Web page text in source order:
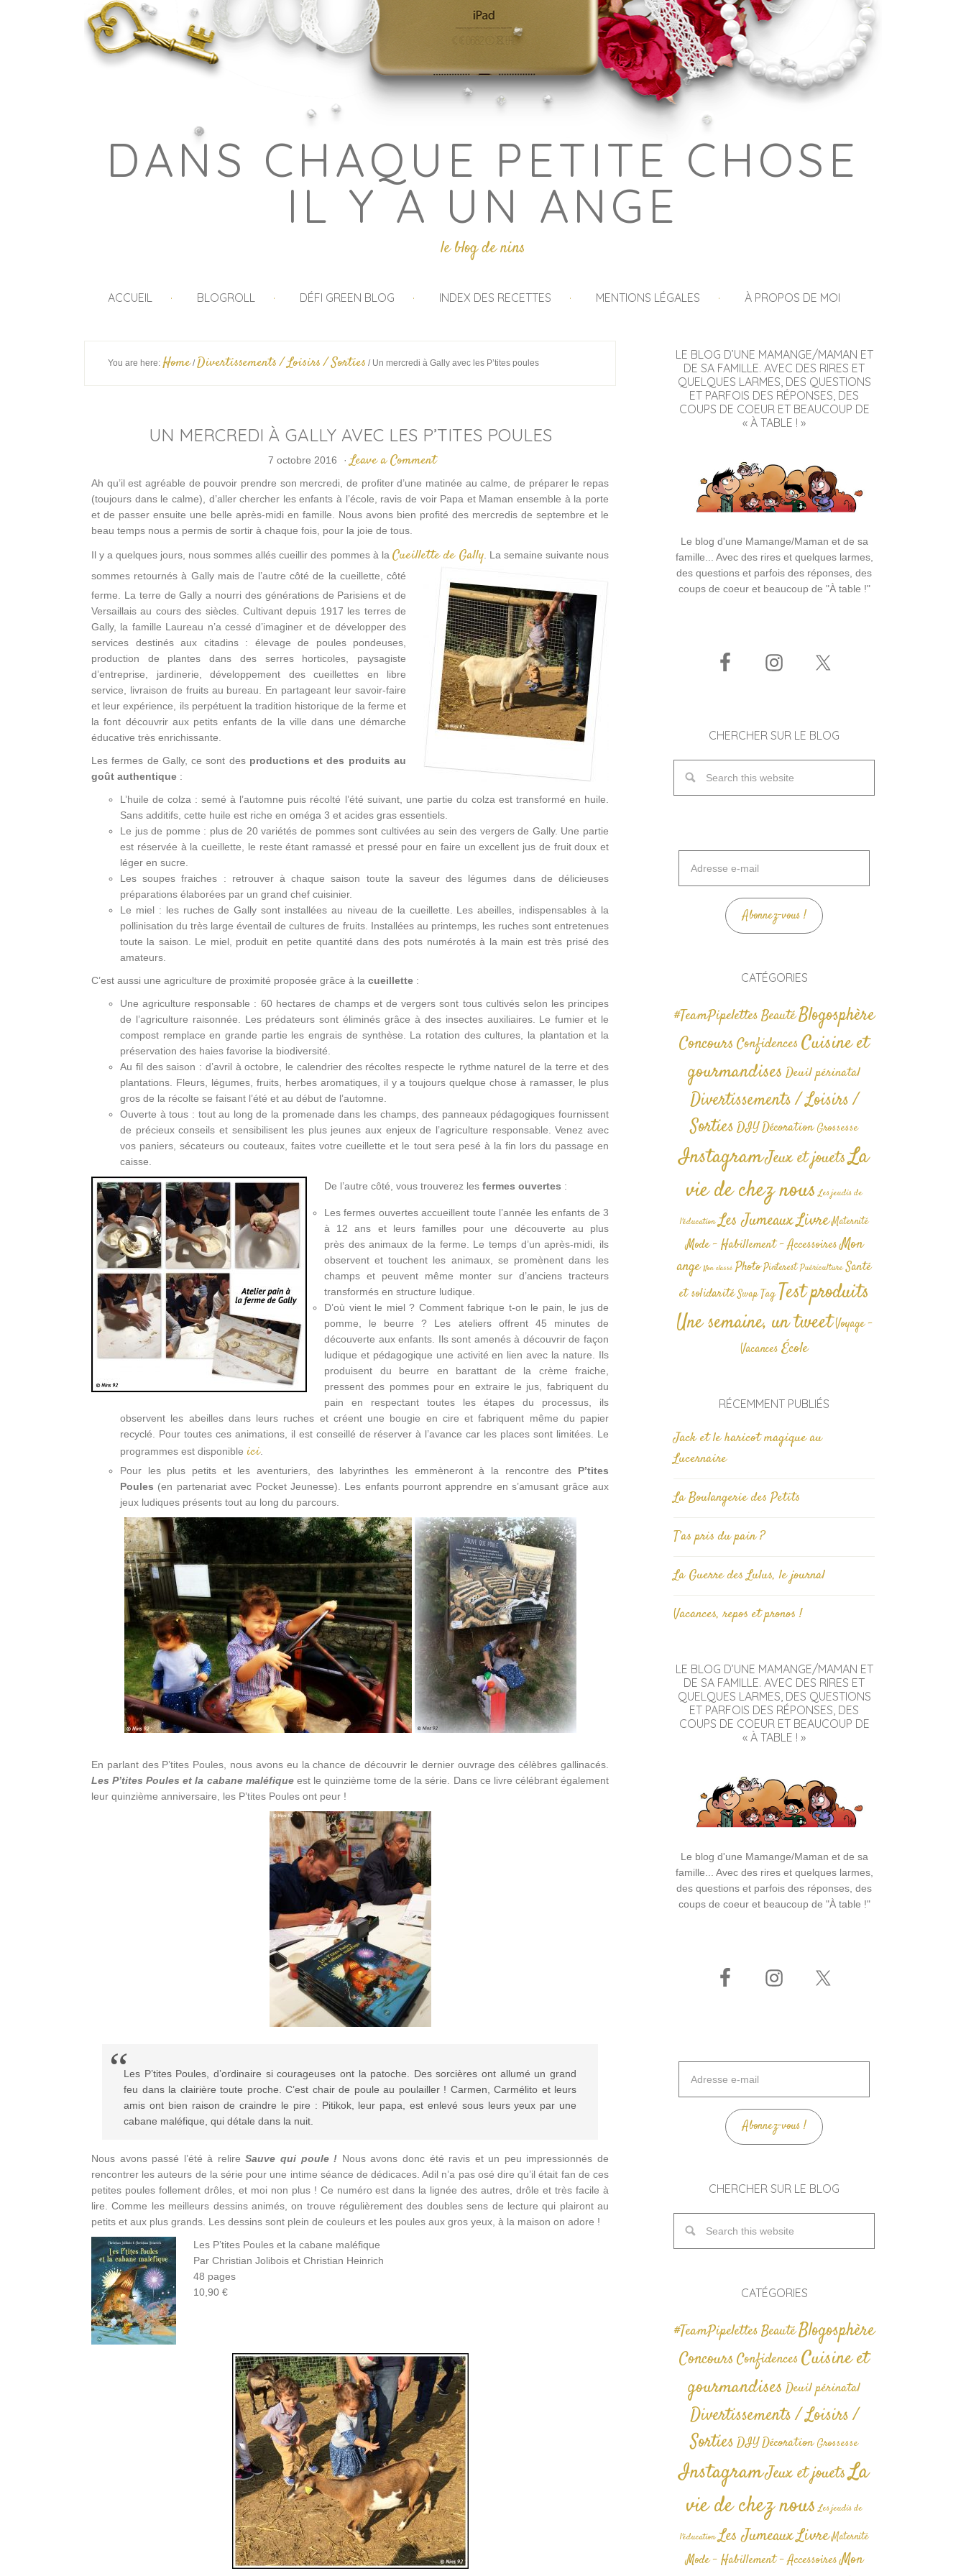
DANS CHAQUE PETITE CHOSE
IL Y A UN ANGE
le blog de nins
ACCUEIL BLOGROLL DÉFI GREEN BLOG INDEX DES RECETTES MENTIONS LÉGALES À PROPOS DE MOI
You are here: Home / Divertissements / Loisirs / Sorties /Un mercredi à Gally avec les P’tites poules
UN MERCREDI À GALLY AVEC LES P’TITES POULES
7 octobre 2016 · Leave a Comment
Ah qu’il est agréable de pouvoir prendre son mercredi, de profiter d’une matinée au calme, de préparer le repas
(toujours dans le calme), d’aller chercher les enfants à l’école, ravis de voir Papa et Maman ensemble à la porte
et de passer ensuite une belle après-midi en famille. Nous avons bien profité des mercredis de septembre et le
beau temps nous a permis de sortir à chaque fois, pour la joie de tous.
Il y a quelques jours, nous sommes allés cueillir des pommes à la Cueillette de Gally. La semaine suivante nous
sommes retournés à Gally mais de l’autre côté de la cueillette, côté
ferme. La terre de Gally a nourri des générations de Parisiens et de
Versaillais au cours des siècles. Cultivant depuis 1917 les terres de
Gally, la famille Laureau n’a cessé d’imaginer et de développer des
services destinés aux citadins : élevage de poules pondeuses,
production de plantes dans des serres horticoles, paysagiste
d’entreprise, jardinerie, développement des cueillettes en libre
service, livraison de fruits au bureau. En partageant leur savoir-faire
et leur expérience, ils perpétuent la tradition historique de la ferme et
la font découvrir aux petits enfants de la ville dans une démarche
éducative très enrichissante.
Les fermes de Gally, ce sont des productions et des produits au
goût authentique :
L’huile de colza : semé à l’automne puis récolté l’été suivant, une partie du colza est transformé en huile.
Sans additifs, cette huile est riche en oméga 3 et acides gras essentiels.
Le jus de pomme : plus de 20 variétés de pommes sont cultivées au sein des vergers de Gally. Une partie
est réservée à la cueillette, le reste étant ramassé et pressé pour en faire un excellent jus de fruit doux et
léger en sucre.
Les soupes fraiches : retrouver à chaque saison toute la saveur des légumes dans de délicieuses
préparations élaborées par un grand chef cuisinier.
Le miel : les ruches de Gally sont installées au niveau de la cueillette. Les abeilles, indispensables à la
pollinisation du très large éventail de cultures de fruits. Installées au printemps, les ruches sont entretenues
toute la saison. Le miel, produit en petite quantité dans des pots numérotés à la main est très prisé des
amateurs.
C’est aussi une agriculture de proximité proposée grâce à la cueillette :
Une agriculture responsable : 60 hectares de champs et de vergers sont tous cultivés selon les principes
de l’agriculture raisonnée. Les prédateurs sont éliminés grâce à des insectes auxiliaires. Le fumier et le
compost remplace en grande partie les engrais de synthèse. La rotation des cultures, la plantation et la
préservation des haies favorise la biodiversité.
Au fil des saison : d’avril à octobre, le calendrier des récoltes respecte le rythme naturel de la terre et des
plantations. Fleurs, légumes, fruits, herbes aromatiques, il y a toujours quelque chose à ramasser, le plus
gros de la récolte se faisant l’été et au début de l’automne.
Ouverte à tous : tout au long de la promenade dans les champs, des panneaux pédagogiques fournissent
de précieux conseils et sensibilisent les plus jeunes aux enjeux de l’agriculture responsable. Venez avec
vos paniers, sécateurs ou couteaux, faites votre cueillette et le tout sera pesé à la fin lors du passage en
caisse.
De l’autre côté, vous trouverez les fermes ouvertes :
Les fermes ouvertes accueillent toute l’année les enfants de 3
à 12 ans et leurs familles pour une découverte au plus
près des animaux de la ferme. Le temps d’un après-midi, ils
observent et touchent les animaux, se promènent dans les
champs et peuvent même monter sur d’anciens tracteurs
transformés en structure ludique.
D’où vient le miel ? Comment fabrique t-on le pain, le jus de
pomme, le beurre ? Les ateliers offrent 45 minutes de
découverte aux enfants. Ils sont amenés à découvrir de façon
ludique et pédagogique une activité en lien avec la nature. Ils
produisent du beurre en barattant de la crème fraiche,
pressent des pommes pour en extraire le jus, fabriquent du
pain en respectant toutes les étapes du processus, ils
observent les abeilles dans leurs ruches et créent une bougie en cire et fabriquent même du papier
recyclé. Pour toutes ces animations, il est conseillé de réserver à l’avance car les places sont limitées. Le
programmes est disponible ici.
Pour les plus petits et les aventuriers, des labyrinthes les emmèneront à la rencontre des P’tites
Poules (en partenariat avec Pocket Jeunesse). Les enfants pourront apprendre en s’amusant grâce aux
jeux ludiques présents tout au long du parcours.
En parlant des P’tites Poules, nous avons eu la chance de découvrir le dernier ouvrage des célèbres gallinacés.
Les P’tites Poules et la cabane maléfiqueest le quinzième tome de la série. Dans ce livre célébrant également
leur quinzième anniversaire, les P’tites Poules ont peur !
Les P’tites Poules, d’ordinaire si courageuses ont la patoche. Des sorcières ont allumé un grand
feu dans la clairière toute proche. C’est chair de poule au poulailler ! Carmen, Carmélito et leurs
amis ont bien raison de craindre le pire : Pitikok, leur papa, est enlevé sous leurs yeux par une
cabane maléfique, qui détale dans la nuit.
Nous avons passé l’été à relireSauve qui poule ! Nous avons donc été ravis et un peu impressionnés de
rencontrer les auteurs de la série pour une intime séance de dédicaces. Adil n’a pas osé dire qu’il était fan de ces
petites poules follement drôles, et moi non plus ! Ce numéro est dans la lignée des autres, drôle et très facile à
lire. Comme les meilleurs dessins animés, on trouve régulièrement des doubles sens de lecture qui plairont au
petits et aux plus grands. Les dessins sont plein de couleurs et les poules aux gros yeux, à la maison on adore !
Les P’tites Poules et la cabane maléfique
Par Christian Jolibois et Christian Heinrich
48 pages
10,90 €
LE BLOG D’UNE MAMANGE/MAMAN ET
DE SA FAMILLE. AVEC DES RIRES ET
QUELQUES LARMES, DES QUESTIONS
ET PARFOIS DES RÉPONSES, DES
COUPS DE COEUR ET BEAUCOUP DE
« À TABLE ! »
Le blog d'une Mamange/Maman et de sa
famille... Avec des rires et quelques larmes,
des questions et parfois des réponses, des
coups de coeur et beaucoup de "À table !"
CHERCHER SUR LE BLOG
mail
Abonnez-vous !
CATÉGORIES
#TeamPipelettesBeautéBlogosphère
ConcoursConfidences Cuisine et
gourmandises Deuil périnatal
Divertissements / Loisirs /
SortiesDIYDécoration Grossesse
InstagramJeux et jouetsLa
vie de chez nous Les jeudis de
l'éducation Les JumeauxLivre Maternité
Mode - Habillement - AccessoiresMon
ange Non classé Photo Pinterest Puériculture Santé
et solidarité Swap TagTest produits
Une semaine, un tweetVoyage -
Vacances École
RÉCEMMENT PUBLIÉS
Jack et le haricot magique au
Lucernaire
La Boulangerie des Petits
T’as pris du pain ?
La Guerre des Lulus, le journal
Vacances, repos et pronos !
LE BLOG D’UNE MAMANGE/MAMAN ET
DE SA FAMILLE. AVEC DES RIRES ET
QUELQUES LARMES, DES QUESTIONS
ET PARFOIS DES RÉPONSES, DES
COUPS DE COEUR ET BEAUCOUP DE
« À TABLE ! »
Le blog d'une Mamange/Maman et de sa
famille... Avec des rires et quelques larmes,
des questions et parfois des réponses, des
coups de coeur et beaucoup de "À table !"
mail
Abonnez-vous !
CHERCHER SUR LE BLOG
CATÉGORIES
#TeamPipelettesBeautéBlogosphère
ConcoursConfidences Cuisine et
gourmandises Deuil périnatal
Divertissements / Loisirs /
SortiesDIYDécoration Grossesse
InstagramJeux et jouetsLa
vie de chez nous Les jeudis de
l'éducation Les JumeauxLivre Maternité
Mode - Habillement - AccessoiresMon